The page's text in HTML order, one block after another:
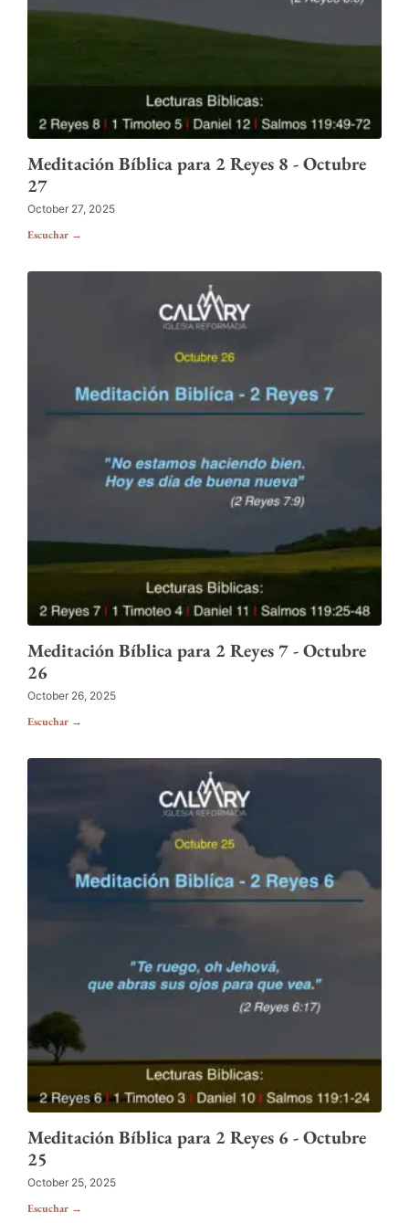
Meditación Bíblica para 2 Reyes 8 - Octubre
27
October 27, 2025
Escuchar →
Meditación Bíblica para 2 Reyes 7 - Octubre
26
October 26, 2025
Escuchar →
Meditación Bíblica para 2 Reyes 6 - Octubre
25
October 25, 2025
Escuchar →